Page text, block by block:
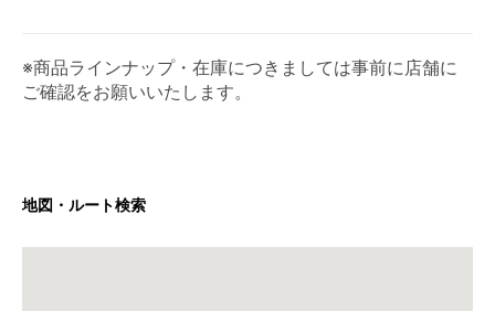
※商品ラインナップ・在庫につきましては事前に店舗に
ご確認をお願いいたします。
地図・ルート検索